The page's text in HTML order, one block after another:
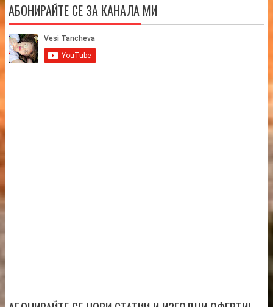
АБОНИРАЙТЕ СЕ ЗА КАНАЛА МИ